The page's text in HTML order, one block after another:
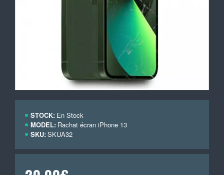
STOCK: En Stock
MODEL: Rachat écran iPhone 13
SKU:SKUA32